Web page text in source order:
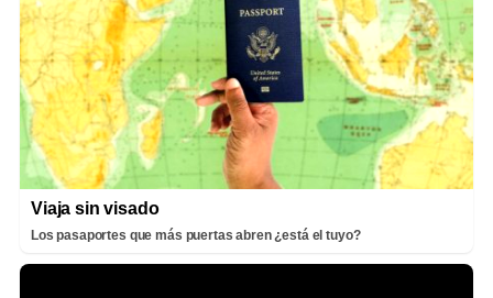
Viaja sin visado
Los pasaportes que más puertas abren ¿está el tuyo?